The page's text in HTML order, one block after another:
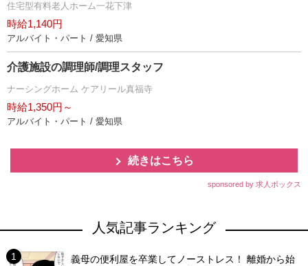
住宅型有料老人ホーム一花下津
時給1,140円
アルバイト・パート / 愛知県
介護施設の調理師/調理スタッフ
ナーシングホーム ケアリール真福寺
時給1,350円～
アルバイト・パート / 愛知県
続きはこちら
sponsored by 求人ボックス
人気記事ランキング
義母の便利屋を卒業してノーストレス！ 離婚から始